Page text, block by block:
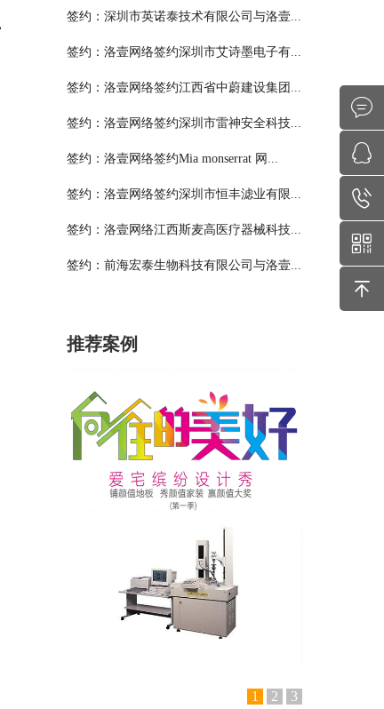
签约：深圳市英诺泰技术有限公司与洛壹...
签约：洛壹网络签约深圳市艾诗墨电子有...
签约：洛壹网络签约江西省中蔚建设集团...
签约：洛壹网络签约深圳市雷神安全科技...
签约：洛壹网络签约Mia monserrat 网...
签约：洛壹网络签约深圳市恒丰滤业有限...
签约：洛壹网络江西斯麦高医疗器械科技...
签约：前海宏泰生物科技有限公司与洛壹...
推荐案例
1 2 3